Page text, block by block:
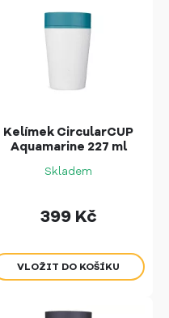
Kelímek CircularCUP
Aquamarine 227 ml
Skladem
399 Kč